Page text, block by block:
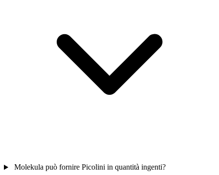
Molekula può fornire Picolini in quantità ingenti?